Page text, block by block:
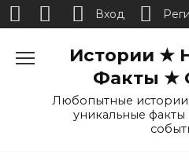
Истории ★
Факты ★
Любопытные
уникальные
Вход